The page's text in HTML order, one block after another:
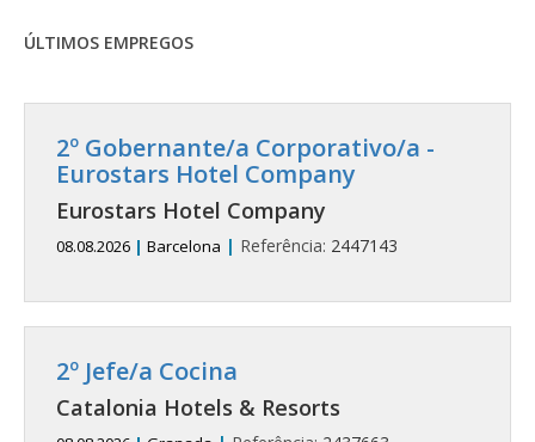
ÚLTIMOS EMPREGOS
2º Gobernante/a Corporativo/a -
Eurostars Hotel Company
Eurostars Hotel Company
08.08.2026 | Barcelona | Referência: 2447143
2º Jefe/a Cocina
Catalonia Hotels & Resorts